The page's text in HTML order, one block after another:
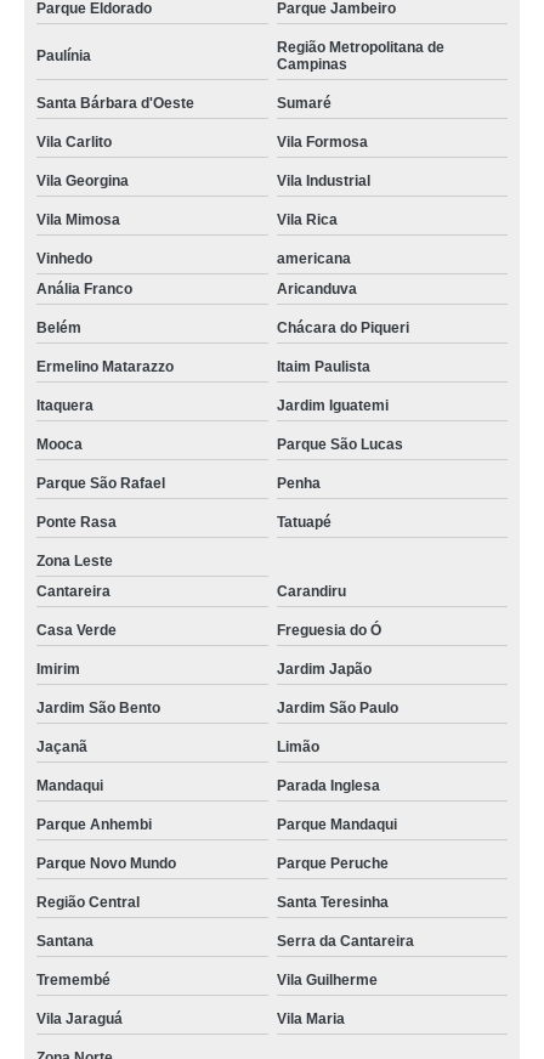
Parque Eldorado Parque Jambeiro
Paulínia
Região Metropolitana de
Campinas
Santa Bárbara d'Oeste Sumaré
Vila Carlito Vila Formosa
Vila Georgina Vila Industrial
Vila Mimosa Vila Rica
Vinhedo
americana
Anália Franco
Aricanduva
Belém Chácara do Piqueri
Ermelino Matarazzo Itaim Paulista
Itaquera Jardim Iguatemi
Mooca Parque São Lucas
Parque São Rafael Penha
Ponte Rasa Tatuapé
Zona Leste
Cantareira
Carandiru
Casa Verde Freguesia do Ó
Imirim Jardim Japão
Jardim São Bento Jardim São Paulo
Jaçanã Limão
Mandaqui Parada Inglesa
Parque Anhembi Parque Mandaqui
Parque Novo Mundo Parque Peruche
Região Central Santa Teresinha
Santana Serra da Cantareira
Tremembé Vila Guilherme
Vila Jaraguá Vila Maria